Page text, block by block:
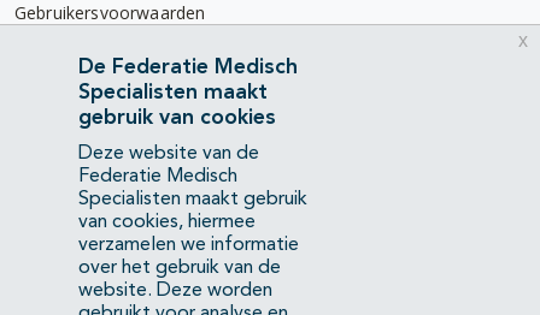
Gebruikersvoorwaarden
Privacyverklaring
Contact
Mercatorlaan 1200
3528 BL Utrecht
(088) 505 34 34
info@richtlijnendatabase.nl
De Federatie Medisch
Specialisten maakt
gebruik van cookies
Deze website van de
Federatie Medisch
Specialisten maakt gebruik
van cookies, hiermee
verzamelen we informatie
over het gebruik van de
website. Deze worden
x